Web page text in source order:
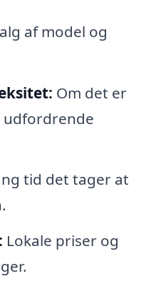
af model og
Om det er
udfordrende
tid det tager at
Lokale priser og